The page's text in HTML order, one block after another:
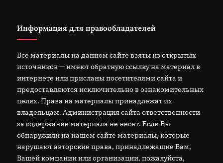
Информация для правообладателей
Все материалы на данном сайте взяты из открытых
источников — имеют обратную ссылку на материал в
интернете или присланы посетителями сайта и
предоставляются исключительно в ознакомительных
целях. Права на материалы принадлежат их
владельцам. Администрация сайта ответственности
за содержание материала не несет. Если Вы
обнаружили на нашем сайте материалы, которые
нарушают авторские права, принадлежащие Вам,
Вашей компании или организации, пожалуйста,